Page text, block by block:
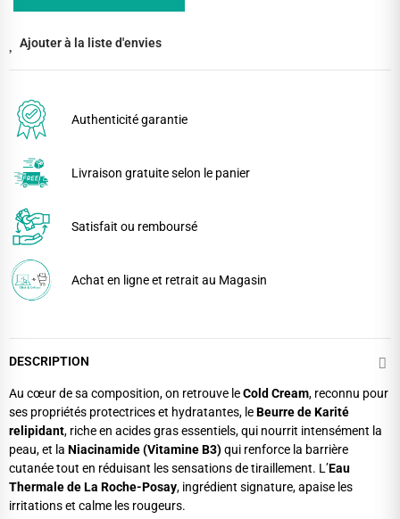
Ajouter à la liste d'envies
Authenticité garantie
Livraison gratuite selon le panier
Satisfait ou remboursé
Achat en ligne et retrait au Magasin
DESCRIPTION
Au cœur de sa composition, on retrouve leCold Cream, reconnu pour
ses propriétés protectrices et hydratantes, leBeurre de Karité
relipidant, riche en acides gras essentiels, qui nourrit intensément la
peau, et la Niacinamide (Vitamine B3)qui renforce la barrière
cutanée tout en réduisant les sensations de tiraillement. L’Eau
Thermale de La Roche-Posay, ingrédient signature, apaise les
irritations et calme les rougeurs.